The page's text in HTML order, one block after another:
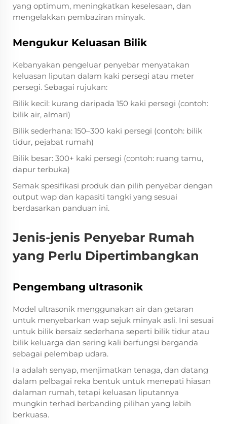
yang optimum, meningkatkan keselesaan, dan
mengelakkan pembaziran minyak.
Mengukur Keluasan Bilik
Kebanyakan pengeluar penyebar menyatakan
keluasan liputan dalam kaki persegi atau meter
persegi. Sebagai rujukan:
Bilik kecil: kurang daripada 150 kaki persegi (contoh:
bilik air, almari)
Bilik sederhana: 150–300 kaki persegi (contoh: bilik
tidur, pejabat rumah)
Bilik besar: 300+ kaki persegi (contoh: ruang tamu,
dapur terbuka)
Semak spesifikasi produk dan pilih penyebar dengan
output wap dan kapasiti tangki yang sesuai
berdasarkan panduan ini.
Jenis-jenis Penyebar Rumah
yang Perlu Dipertimbangkan
Pengembang ultrasonik
Model ultrasonik menggunakan air dan getaran
untuk menyebarkan wap sejuk minyak asli. Ini sesuai
untuk bilik bersaiz sederhana seperti bilik tidur atau
bilik keluarga dan sering kali berfungsi berganda
sebagai pelembap udara.
Ia adalah senyap, menjimatkan tenaga, dan datang
dalam pelbagai reka bentuk untuk menepati hiasan
dalaman rumah, tetapi keluasan liputannya
mungkin terhad berbanding pilihan yang lebih
berkuasa.